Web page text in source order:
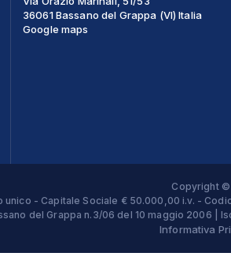
36061 Bassano del Grappa (VI) Italia
Google maps
Copyright ©
unico - Capitale Sociale € 50.000,00 i.v. -
del Grappa n.3/06 del 10 maggio 2006 |
Informativa